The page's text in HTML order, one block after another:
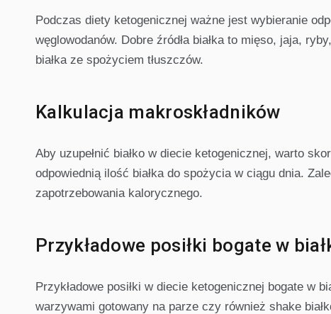
Podczas diety ketogenicznej ważne jest wybieranie
węglowodanów. Dobre źródła białka to mięso, jaja,
białka ze spożyciem tłuszczów.
Kalkulacja makroskładników
Aby uzupełnić białko w diecie ketogenicznej, warto
odpowiednią ilość białka do spożycia w ciągu dnia.
zapotrzebowania kalorycznego.
Przykładowe posiłki bogate w
Przykładowe posiłki w diecie ketogenicznej bogate w
warzywami gotowany na parze czy również shake